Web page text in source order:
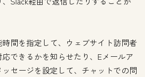
間を指定して、ウェブサイト訪問者
できるかを知らせたり、Eメールア
ッセージを設定して、チャットでの問